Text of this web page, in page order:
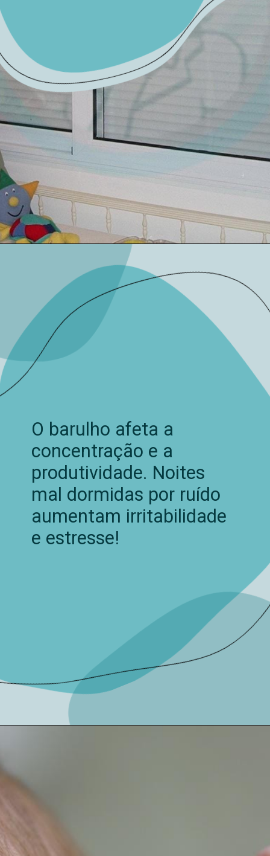
O barulho afeta a
concentração e a
produtividade. Noites
mal dormidas por ruído
aumentam irritabilidade
e estresse!